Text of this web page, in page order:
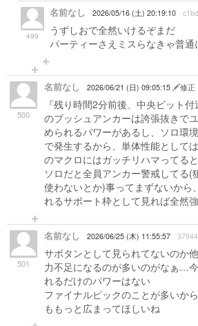
499
名前なし 2026/05/16 (土) 20:19:10
うずしおで全然いけるぞまだ
パーティーさえミスらなきゃ普通
500
名前なし 2026/06/21 (日) 09:05:15 修正
『残り時間2分前後、中央ビット付
のブッシュアンカーは誇張抜きで
められるパワーがあるし、ソロ環
で発生するから、単体性能として
のマクロにはガッチリハマってると
ソロだと全員アンカー警戒してる(
使わないとか)事ってまずないから
れるサポート枠として見れば全然強
501
名前なし 2026/06/25 (木) 11:55:57
サポタンとして見られてないのか
力不足になるのが多いのがなぁ…
れるだけのパワーはない
ファイナルピックのことが多いか
ももっと広まってほしいね